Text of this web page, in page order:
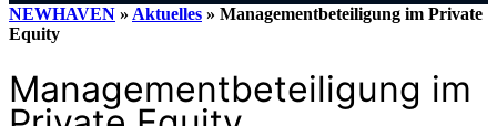
NEWHAVEN » Aktuelles » Managementbeteiligung im Private
Equity
Managementbeteiligung im